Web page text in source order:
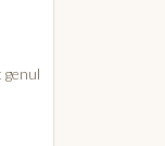
genul